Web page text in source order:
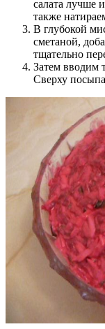
салата лучше
также
В глубокой
сметаной,
тщательно
Затем вводим
Сверху